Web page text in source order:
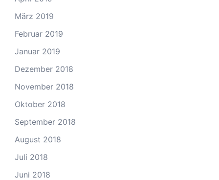
März 2019
Februar 2019
Januar 2019
Dezember 2018
November 2018
Oktober 2018
September 2018
August 2018
Juli 2018
Juni 2018